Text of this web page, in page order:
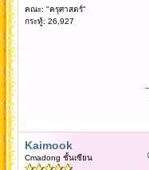
คณะ: "ครุศาสตร์"
กระทู้: 26,927
Kaimook
Cmadong ชั้นเซียน